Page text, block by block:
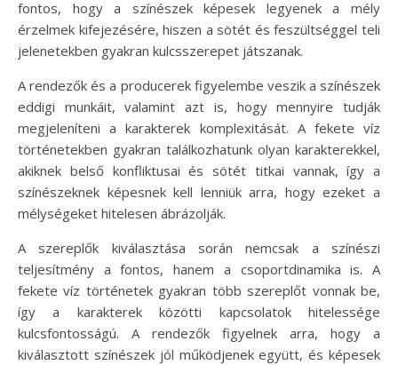
fontos, hogy a színészek képesek legyenek a mély
érzelmek kifejezésére, hiszen a sötét és feszültséggel teli
jelenetekben gyakran kulcsszerepet játszanak.
A rendezők és a producerek figyelembe veszik a színészek
eddigi munkáit, valamint azt is, hogy mennyire tudják
megjeleníteni a karakterek komplexitását. A fekete víz
történetekben gyakran találkozhatunk olyan karakterekkel,
akiknek belső konfliktusai és sötét titkai vannak, így a
színészeknek képesnek kell lenniük arra, hogy ezeket a
mélységeket hitelesen ábrázolják.
A szereplők kiválasztása során nemcsak a színészi
teljesítmény a fontos, hanem a csoportdinamika is. A
fekete víz történetek gyakran több szereplőt vonnak be,
így a karakterek közötti kapcsolatok hitelessége
kulcsfontosságú. A rendezők figyelnek arra, hogy a
kiválasztott színészek jól működjenek együtt, és képesek